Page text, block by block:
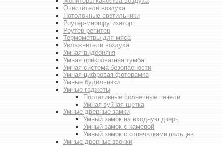
Очистители воздуха
Потолочные светильники
Роутер-маршрутизатор
Роутер-репитер
Термометры для мяса
Увлажнители воздуха
Умная видеоняня
Умная прикроватная тумба
Умная система безопасности
Умная цифровая фоторамка
Умные будильники
Умные гаджеты
Портативные солнечные панели
Умная зубная щетка
Умные дверные замки
Умный замок на входную дверь
Умный замок с камерой
Умный замок с отпечатками пальцев
Умные дверные звонки